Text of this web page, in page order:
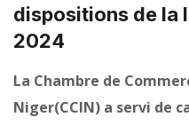
dispositions de la
2024
La Chambre de
Niger(CCIN) a servi de